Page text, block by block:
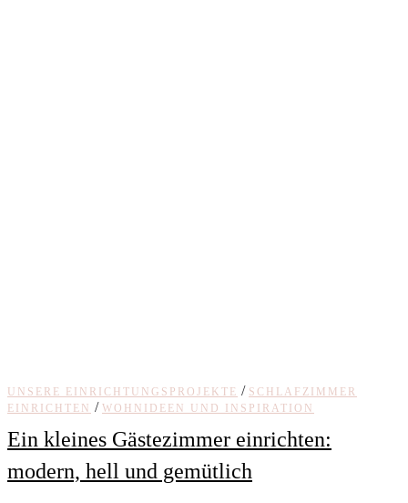
UNSERE EINRICHTUNGSPROJEKTE / SCHLAFZIMMER
EINRICHTEN / WOHNIDEEN UND INSPIRATION
Ein kleines Gästezimmer einrichten:
modern, hell und gemütlich